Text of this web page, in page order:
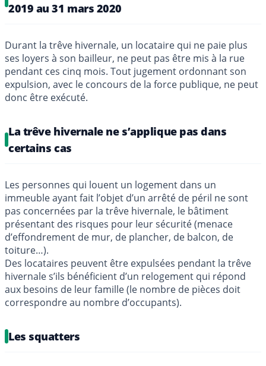
2019 au 31 mars 2020
Durant la trêve hivernale, un locataire qui ne paie plus
ses loyers à son bailleur, ne peut pas être mis à la rue
pendant ces cinq mois. Tout jugement ordonnant son
expulsion, avec le concours de la force publique, ne peut
donc être exécuté.
La trêve hivernale ne s’applique pas dans
certains cas
Les personnes qui louent un logement dans un
immeuble ayant fait l’objet d’un arrêté de péril ne sont
pas concernées par la trêve hivernale, le bâtiment
présentant des risques pour leur sécurité (menace
d’effondrement de mur, de plancher, de balcon, de
toiture…).
Des locataires peuvent être expulsées pendant la trêve
hivernale s’ils bénéficient d’un relogement qui répond
aux besoins de leur famille (le nombre de pièces doit
correspondre au nombre d’occupants).
Les squatters